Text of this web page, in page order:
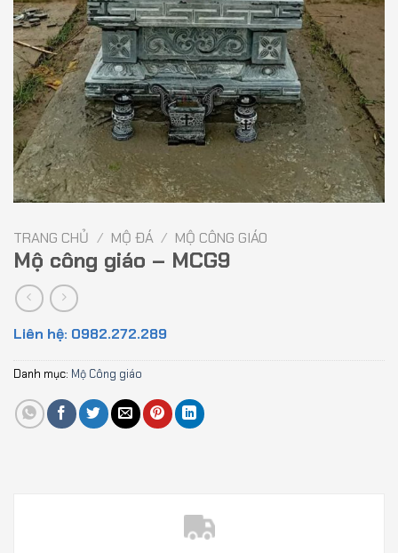
TRANG CHỦ / MỘ ĐÁ / MỘ CÔNG GIÁO
Mộ công giáo – MCG9
Liên hệ: 0982.272.289
Danh mục: Mộ Công giáo